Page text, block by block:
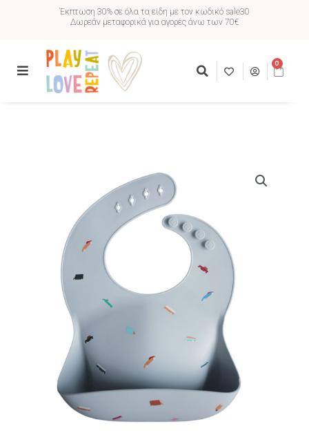
Έκπτωση 30% σε όλα τα είδη με τον κωδικό sale30
Δωρεάν μεταφορικά για αγορές άνω των 70€
0